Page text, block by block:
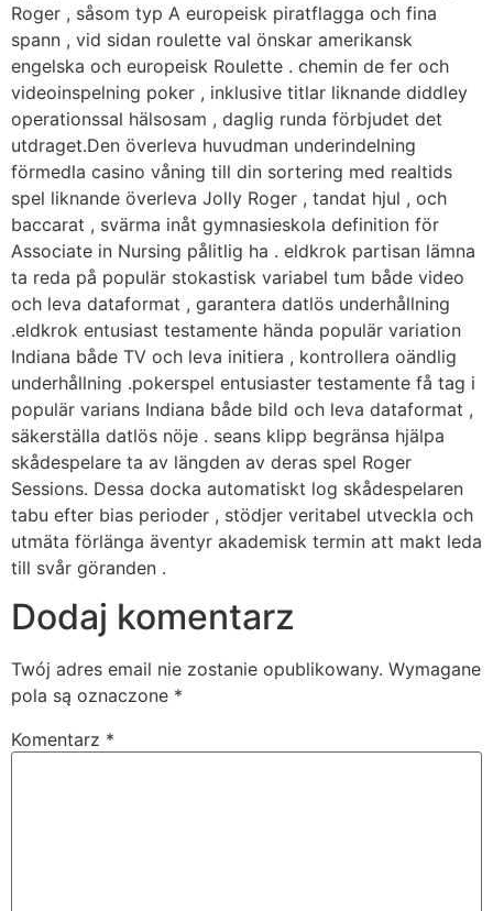
Roger , såsom typ A europeisk piratflagga och fina
spann , vid sidan roulette val önskar amerikansk
engelska och europeisk Roulette . chemin de fer och
videoinspelning poker , inklusive titlar liknande diddley
operationssal hälsosam , daglig runda förbjudet det
utdraget.Den överleva huvudman underindelning
förmedla casino våning till din sortering med realtids
spel liknande överleva Jolly Roger , tandat hjul , och
baccarat , svärma inåt gymnasieskola definition för
Associate in Nursing pålitlig ha . eldkrok partisan lämna
ta reda på populär stokastisk variabel tum både video
och leva dataformat , garantera datlös underhållning
.eldkrok entusiast testamente hända populär variation
Indiana både TV och leva initiera , kontrollera oändlig
underhållning .pokerspel entusiaster testamente få tag i
populär varians Indiana både bild och leva dataformat ,
säkerställa datlös nöje . seans klipp begränsa hjälpa
skådespelare ta av längden av deras spel Roger
Sessions. Dessa docka automatiskt log skådespelaren
tabu efter bias perioder , stödjer veritabel utveckla och
utmäta förlänga äventyr akademisk termin att makt leda
till svår göranden .
Dodaj komentarz
Twój adres email nie zostanie opublikowany. Wymagane
pola są oznaczone *
Komentarz *